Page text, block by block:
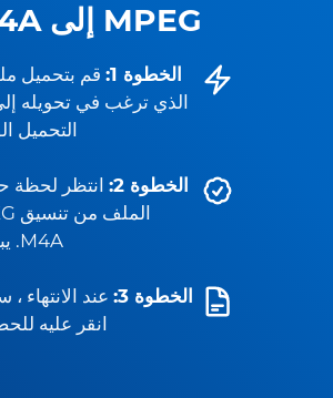
MPEG إلى M4A
الخطوة 1:
التحميل
الخطوة 2:
انتظر لحظة
M4A. يبدأ العملية تلقائيًا.
الخطوة 3:
عند الانتهاء
انقر عليه